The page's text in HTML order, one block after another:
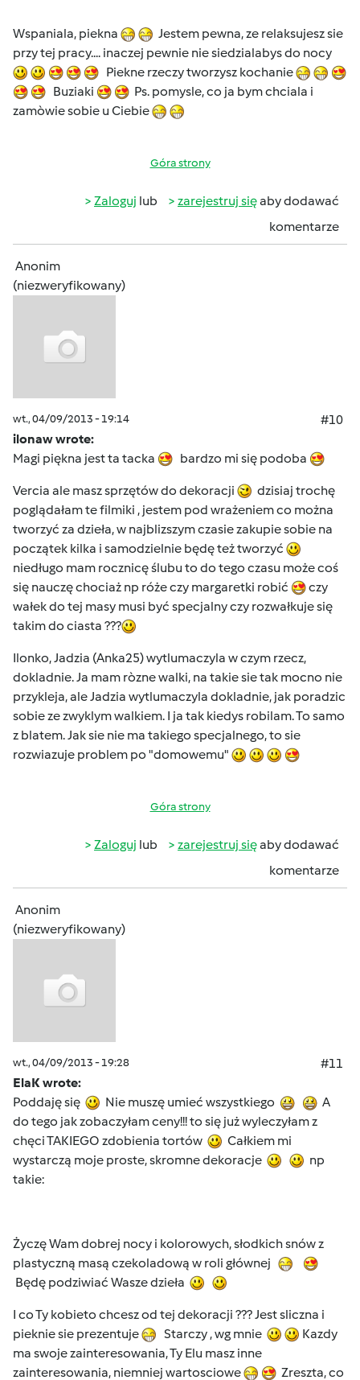
Wspaniala, piekna
Jestem pewna, ze relaksujesz sie
przy tej pracy.... inaczej pewnie nie siedzialabys do nocy
Piekne rzeczy tworzysz kochanie
Buziaki
Ps. pomysle, co ja bym chciala i
zamòwie sobie u Ciebie
Góra strony
Zaloguj lub zarejestruj sięaby dodawać
komentarze
Anonim
(niezweryfikowany)
wt., 04/09/2013 - 19:14
#10
ilonaw wrote:
Magi piękna jest ta tacka
bardzo mi się podoba
Vercia ale masz sprzętów do dekoracji
dzisiaj trochę
poglądałam te filmiki , jestem pod wrażeniem co można
tworzyć za dzieła, w najblizszym czasie zakupie sobie na
początek kilka i samodzielnie będę też tworzyć
niedługo mam rocznicę ślubu to do tego czasu może coś
się nauczę chociaż np róże czy margaretki robić
czy
wałek do tej masy musi być specjalny czy rozwałkuje się
takim do ciasta ???
Ilonko, Jadzia (Anka25) wytlumaczyla w czym rzecz,
dokladnie. Ja mam ròzne walki, na takie sie tak mocno nie
przykleja, ale Jadzia wytlumaczyla dokladnie, jak poradzic
sobie ze zwyklym walkiem. I ja tak kiedys robilam. To samo
z blatem. Jak sie nie ma takiego specjalnego, to sie
rozwiazuje problem po "domowemu"
Góra strony
Zaloguj lub zarejestruj sięaby dodawać
komentarze
Anonim
(niezweryfikowany)
wt., 04/09/2013 - 19:28
#11
ElaK wrote:
Poddaję się
Nie muszę umieć wszystkiego
A
do tego jak zobaczyłam ceny!!! to się już wyleczyłam z
chęci TAKIEGO zdobienia tortów
Całkiem mi
wystarczą moje proste, skromne dekoracje
np
takie:
Życzę Wam dobrej nocy i kolorowych, słodkich snów z
plastyczną masą czekoladową w roli głównej
Będę podziwiać Wasze dzieła
I co Ty kobieto chcesz od tej dekoracji ??? Jest sliczna i
pieknie sie prezentuje
Starczy , wg mnie
Kazdy
ma swoje zainteresowania, Ty Elu masz inne
zainteresowania, niemniej wartosciowe
Zreszta, co